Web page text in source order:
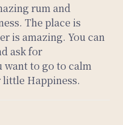
rum and
The place is
is amazing. You can
ask for
want to go to calm
Happiness.